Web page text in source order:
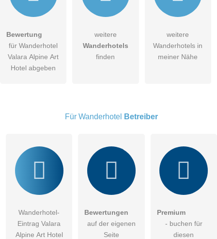
DieDatenschutzerklärunghabe ich zur Kenntnis genommen.
öffentliche Frage stellen
Klicken Sie hier um eineindividuelle Frage
Bewertung
für Wanderhotel
Valara Alpine Art
Hotel abgeben
weitere
Wanderhotels
finden
weitere
Wanderhotels in
meiner Nähe
Für Wanderhotel Betreiber
Wanderhotel-
Eintrag Valara
Alpine Art Hotel
Bewertungen
auf der eigenen
Seite
Premium
- buchen für
diesen